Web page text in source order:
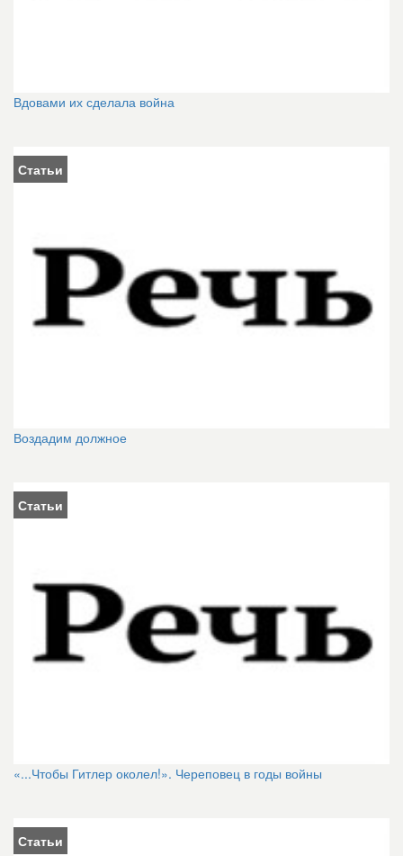
Вдовами их сделала война
Статьи
Воздадим должное
Статьи
«...Чтобы Гитлер околел!». Череповец в годы войны
Статьи